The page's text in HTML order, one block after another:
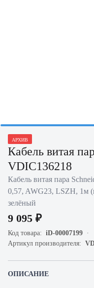
АРХИВ
Кабель витая
VDIC136218
Кабель витая пара
0,57, AWG23, LSZH, 1м
зелёный
9 095 ₽
Код товара: iD-00007199
Артикул производителя:
ОПИСАНИЕ